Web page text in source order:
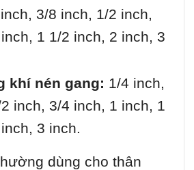
3/8 inch, 1/2 inch,
1 1/2 inch, 2 inch, 3
khí nén gang: 1/4 inch,
inch, 3/4 inch, 1 inch, 1
3 inch.
dùng cho thân